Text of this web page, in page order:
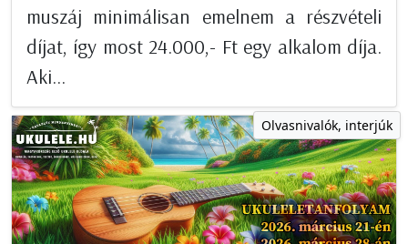
muszáj minimálisan emelnem a részvételi
díjat, így most 24.000,- Ft egy alkalom díja.
Aki...
Olvasnivalók, interjúk